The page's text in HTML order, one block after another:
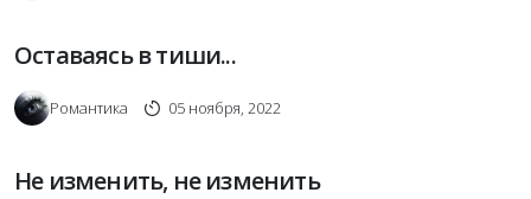
Оставаясь в тиши...
Романтика 05 ноября, 2022
Не изменить, не изменить